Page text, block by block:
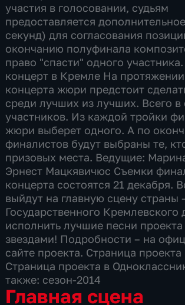
участия в голосовании, судьям
предоставляется
секунд) для согласования
окончанию полуфинала
право "спасти" одного
концерт в Кремле На протяжении
концерта жюри предстоит
среди лучших из лучших. Всего в
участников. Из каждой тройки
жюри выберет одного. А по
финалистов будут выбраны те,
призовых места. Ведущие:
Эрнест Мацкявичюс Съемки
концерта состоятся 21 декабря.
выйдут на главную сцену страны
Государственного Кремлевского
исполнить лучшие песни проекта
звездами! Подробности – на
сайте проекта. Страница
Страница проекта в
также: сезон-2014
Главная сцена